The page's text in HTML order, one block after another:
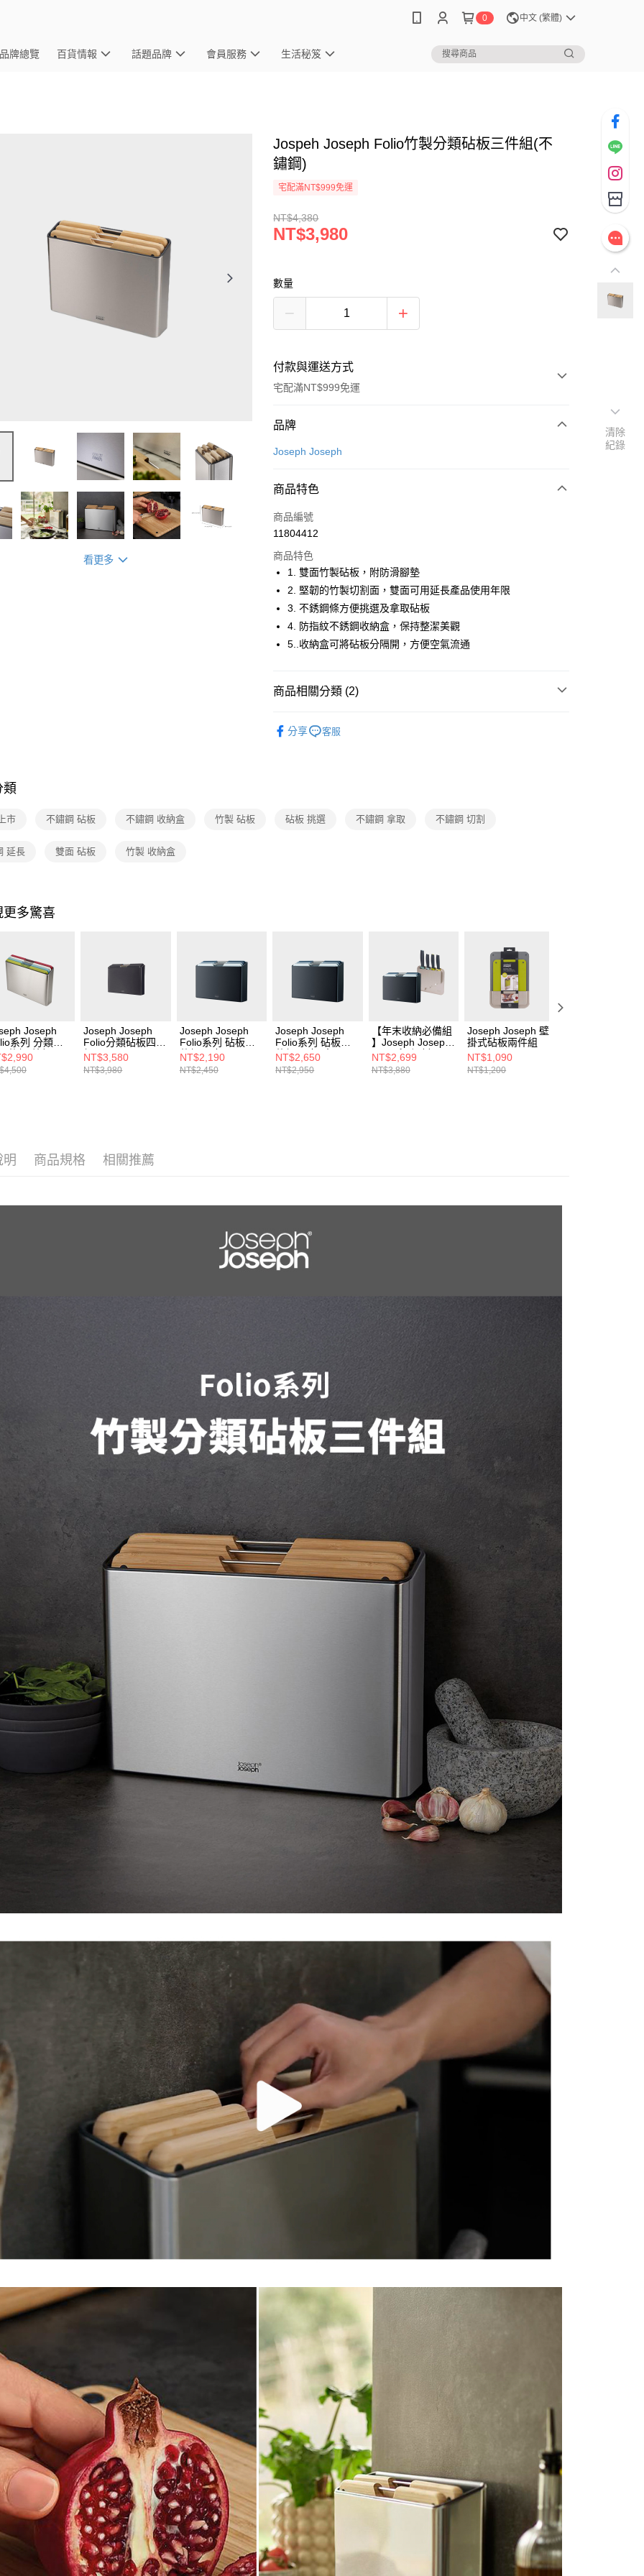
0 中文 (繁體)
品牌總覽 百貨情報 話題品牌 會員服務 生活秘笈
看更多
Jospeh Joseph Folio竹製分類砧板三件組(不
鏽鋼)
宅配滿NT$999免運
NT$4,380
NT$3,980
數量
付款與運送方式
宅配滿NT$999免運
付款方式
信用卡一次付款
合作金庫商業銀行
華南商業銀行
上海商業儲蓄銀行
國泰世華商業銀行
臺灣中小企業銀行
台中商業銀行
聯邦商業銀行
元大商業銀行
永豐商業銀行
玉山商業銀行
星展（台灣）商業銀行
6 期 0 利率 每期
華南商業銀行
上海商業儲蓄銀行
國泰世華商業銀行
兆豐國際商業銀行
臺灣中小企業銀行
匯豐（台灣）商業銀行
華泰商業銀行
元大商業銀行
永豐商業銀行
台灣樂天信用卡公司
即享券
LINE Pay
Apple Pay
街口支付
運送方式
免運費
品牌
Joseph Joseph
商品特色
商品編號
11804412
商品特色
1. 雙面竹製砧板，附防滑腳墊
2. 堅韌的竹製切割面，雙面可用延長產品使用年限
3. 不銹鋼條方便挑選及拿取砧板
4. 防指紋不銹鋼收納盒，保持整潔美觀
5..收納盒可將砧板分隔開，方便空氣流通
商品相關分類 (2)
分享 客服
類
市 不鏽鋼 砧板 不鏽鋼 收納盒 竹製 砧板 砧板 挑選 不鏽鋼 拿取 不鏽鋼 切割
延長 雙面 砧板 竹製 收納盒
更多驚喜
Joseph
系列 分類砧
件組-繽紛(不
底座)
Joseph Joseph
Folio分類砧板四件
組(黑)
NT$3,580
NT$3,980
Joseph Joseph
Folio系列 砧板四
件組-墨灰
NT$2,190
NT$2,450
Joseph Joseph
Folio系列 砧板四
件組-墨灰(大)
NT$2,650
NT$2,950
【年末收納必備組
】Joseph Joseph
Folio系列 砧板四
件組-墨灰
+Jospeph Joseph
NT$2,699
NT$3,880
Joseph Joseph 壁
掛式砧板兩件組
NT$1,090
NT$1,200
明 商品規格 相關推薦
清除
紀錄